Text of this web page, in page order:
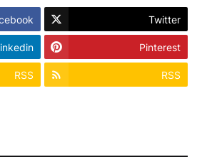
Twitter
Pinterest
RSS RSS